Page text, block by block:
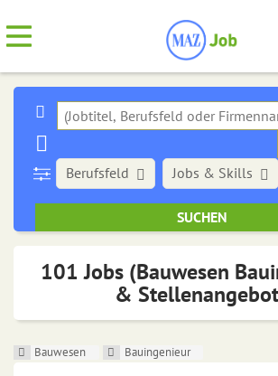
Berufsfeld Jobs & Skills
101 Jobs (Bauwesen
&
Bauwesen Bauingenieur